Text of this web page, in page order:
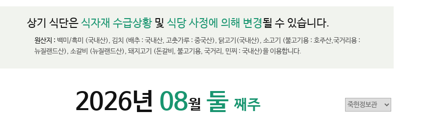
상기 식단은식자재 수급상황 및 식당 사정에 의해 변경될 수 있습니다.
원산지 : 백미/흑미 (국내산), 김치 (배추 : 국내산, 고춧가루 : 중국산), 닭고기(국내산), 소고기 (불고기용 : 호주산,국거리용 :
뉴질랜드산), 소갈비 (뉴질랜드산), 돼지고기 (돈갈비, 불고기용, 국거리, 민찌 : 국내산)을 이용합니다.
2026년 08월 둘 째주